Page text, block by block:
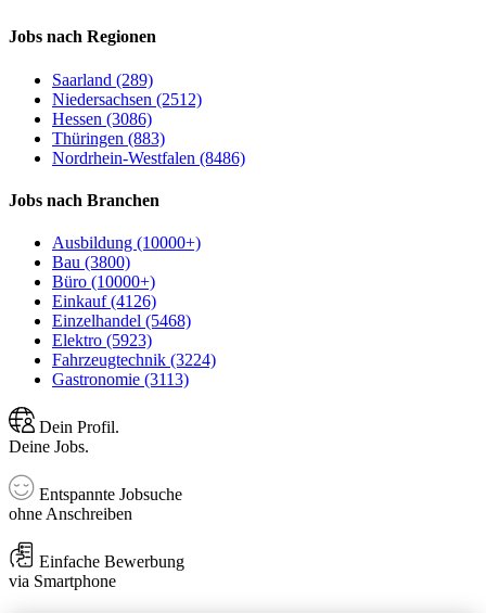
Jobs nach Regionen
Saarland (289)
Niedersachsen (2512)
Hessen (3086)
Thüringen (883)
Nordrhein-Westfalen (8486)
Jobs nach Branchen
Ausbildung (10000+)
Bau (3800)
Büro (10000+)
Einkauf (4126)
Einzelhandel (5468)
Elektro (5923)
Fahrzeugtechnik (3224)
Gastronomie (3113)
Dein Profil.
Deine Jobs.
Entspannte Jobsuche
ohne Anschreiben
Einfache Bewerbung
via Smartphone